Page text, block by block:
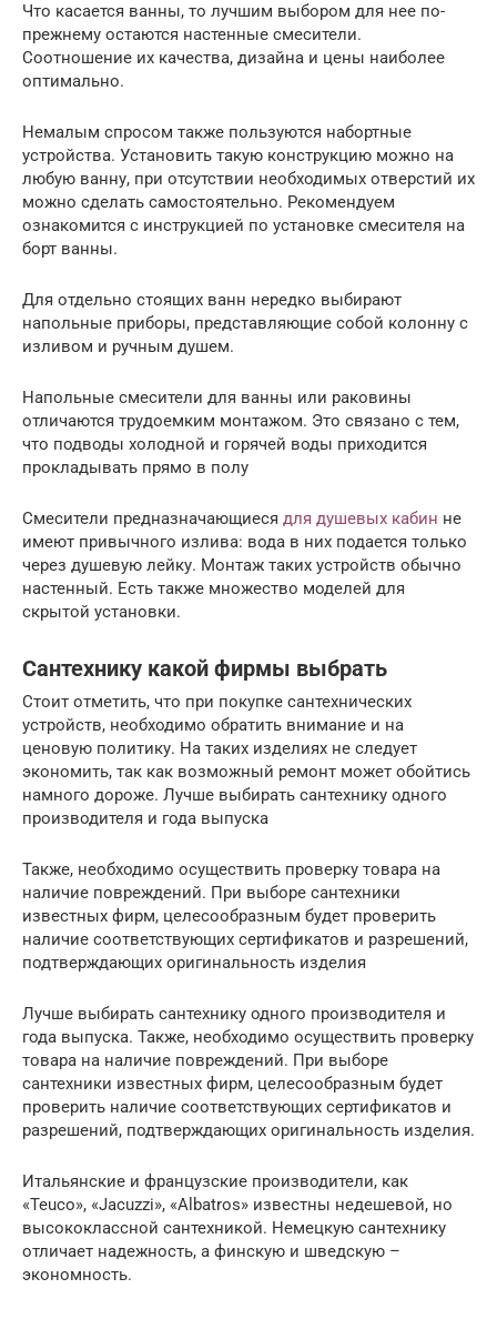
Что касается ванны, то лучшим выбором для нее по-
прежнему остаются настенные смесители.
Соотношение их качества, дизайна и цены наиболее
оптимально.
Немалым спросом также пользуются набортные
устройства. Установить такую конструкцию можно на
любую ванну, при отсутствии необходимых отверстий их
можно сделать самостоятельно. Рекомендуем
ознакомится с инструкцией по установке смесителя на
борт ванны.
Для отдельно стоящих ванн нередко выбирают
напольные приборы, представляющие собой колонну с
изливом и ручным душем.
Напольные смесители для ванны или раковины
отличаются трудоемким монтажом. Это связано с тем,
что подводы холодной и горячей воды приходится
прокладывать прямо в полу
Смесители предназначающиеся для душевых кабин не
имеют привычного излива: вода в них подается только
через душевую лейку. Монтаж таких устройств обычно
настенный. Есть также множество моделей для
скрытой установки.
Сантехнику какой фирмы выбрать
Стоит отметить, что при покупке сантехнических
устройств, необходимо обратить внимание и на
ценовую политику. На таких изделиях не следует
экономить, так как возможный ремонт может обойтись
намного дороже. Лучше выбирать сантехнику одного
производителя и года выпуска
Также, необходимо осуществить проверку товара на
наличие повреждений. При выборе сантехники
известных фирм, целесообразным будет проверить
наличие соответствующих сертификатов и разрешений,
подтверждающих оригинальность изделия
Лучше выбирать сантехнику одного производителя и
года выпуска. Также, необходимо осуществить проверку
товара на наличие повреждений. При выборе
сантехники известных фирм, целесообразным будет
проверить наличие соответствующих сертификатов и
разрешений, подтверждающих оригинальность изделия.
Итальянские и французские производители, как
«Teuco», «Jacuzzi», «Albatros» известны недешевой, но
высококлассной сантехникой. Немецкую сантехнику
отличает надежность, а финскую и шведскую –
экономность.